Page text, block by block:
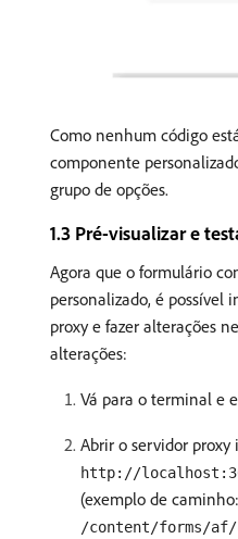
Como nenhum código
componente
grupo de opções.
1.3 Pré-visualizar e
Agora que o formulário
personalizado, é possível
proxy e fazer alterações
alterações:
Vá para o terminal e
Abrir o servidor
http://
(exemplo de caminho:
/content/forms/af/